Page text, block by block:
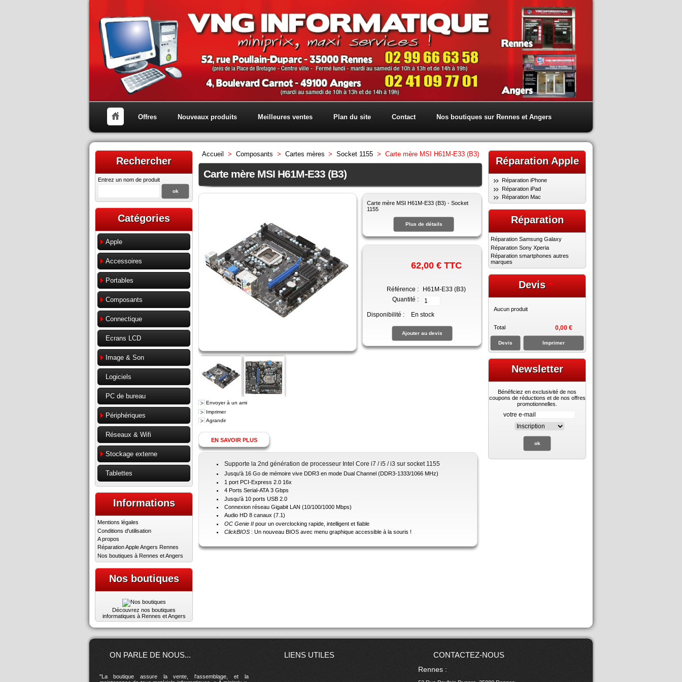
Offres Nouveaux produits Meilleures ventes Plan du site Contact Nos boutiques sur Rennes et Angers
Rechercher
Entrez un nom de produit
Catégories
Apple
Accessoires
Portables
Composants
Connectique
Ecrans LCD
Image & Son
Logiciels
PC de bureau
Périphériques
Réseaux & Wifi
Stockage externe
Tablettes
Informations
Mentions légales
Conditions d'utilisation
A propos
Réparation Apple Angers Rennes
Nos boutiques à Rennes et Angers
Nos boutiques
Découvrez nos boutiques
informatiques à Rennes et Angers
Accueil > Composants > Cartes mères > Socket 1155 > Carte mère MSI H61M-E33 (B3)
Carte mère MSI H61M-E33 (B3)
Envoyer à un ami
Imprimer
Agrandir
Carte mère MSI H61M-E33 (B3) - Socket
1155
Plus de détails
62,00 €TTC
Référence :
H61M-E33 (B3)
Quantité :
Disponibilité : En stock
EN SAVOIR PLUS
Supporte la 2nd génération de processeur Intel Core i7 / i5 / i3 sur socket 1155
Jusqu'à 16 Go de mémoire vive DDR3 en mode Dual Channel (DDR3-1333/1066 MHz)
1 port PCI-Express 2.0 16x
4 Ports Serial-ATA 3 Gbps
Jusqu'à 10 ports USB 2.0
Connexion réseau Gigabit LAN (10/100/1000 Mbps)
Audio HD 8 canaux (7.1)
OC Genie II pour un overclocking rapide, intelligent et fiable
ClickBIOS : Un nouveau BIOS avec menu graphique accessible à la souris !
Réparation Apple
Réparation iPhone
Réparation iPad
Réparation Mac
Réparation
Réparation Samsung Galaxy
Réparation Sony Xperia
Réparation smartphones autres
marques
Devis
Aucun produit
Total 0,00 €
Devis Imprimer
Newsletter
Bénéficiez en exclusivité de nos
coupons de réductions et de nos offres
promotionnelles.
ON PARLE DE NOUS...
"La boutique assure la vente, l'assemblage, et la
LIENS UTILES CONTACTEZ-NOUS
Rennes :